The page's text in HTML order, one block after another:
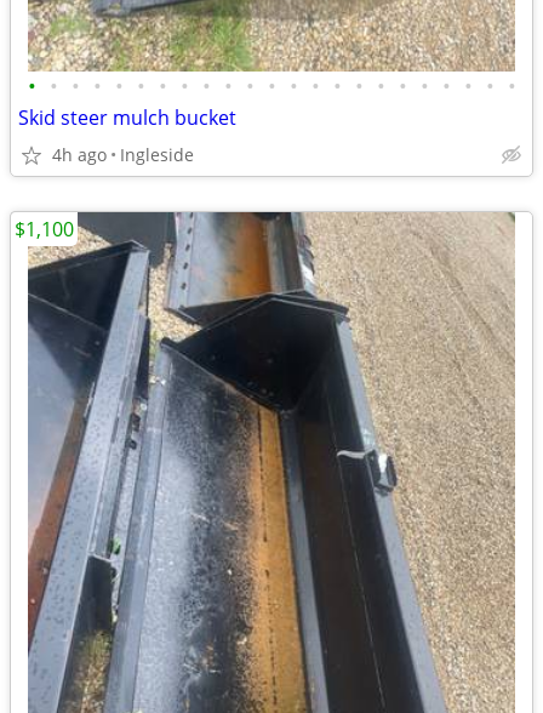
• • • • • • • • • • • • • • • • • • • • • • •
Skid steer mulch bucket
4h ago Ingleside
$1,100